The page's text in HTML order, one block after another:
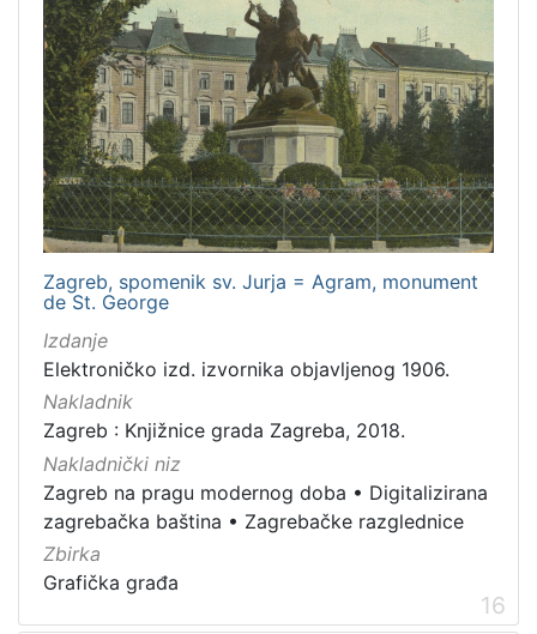
Zagreb, spomenik sv. Jurja = Agram, monument
de St. George
Izdanje
Elektroničko izd. izvornika objavljenog 1906.
Nakladnik
Zagreb : Knjižnice grada Zagreba, 2018.
Nakladnički niz
Zagreb na pragu modernog doba • Digitalizirana
zagrebačka baština • Zagrebačke razglednice
Zbirka
Grafička građa
16